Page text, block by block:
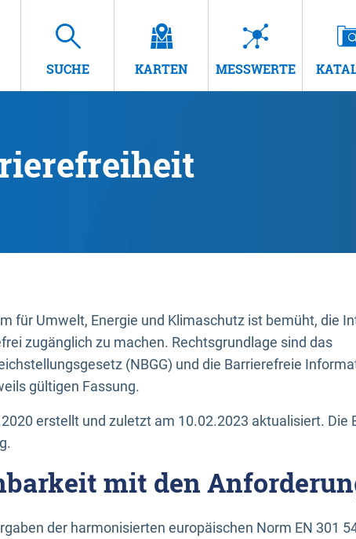
SUCHE KARTEN MESSWERTE
für Umwelt, Energie und Klimaschutz ist bemüht, die
zugänglich zu machen. Rechtsgrundlage sind das
(NBGG) und die Barrierefreie
gültigen Fassung.
erstellt und zuletzt am 10.02.2023 aktualisiert. Die
mit den
der harmonisierten europäischen Norm EN 301